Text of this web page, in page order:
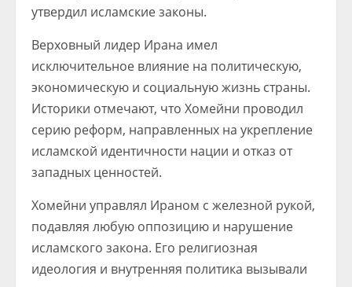
утвердил исламские законы.
Верховный лидер Ирана имел
исключительное влияние на политическую,
экономическую и социальную жизнь страны.
Историки отмечают, что Хомейни проводил
серию реформ, направленных на укрепление
исламской идентичности нации и отказ от
западных ценностей.
Хомейни управлял Ираном с железной рукой,
подавляя любую оппозицию и нарушение
исламского закона. Его религиозная
идеология и внутренняя политика вызывали